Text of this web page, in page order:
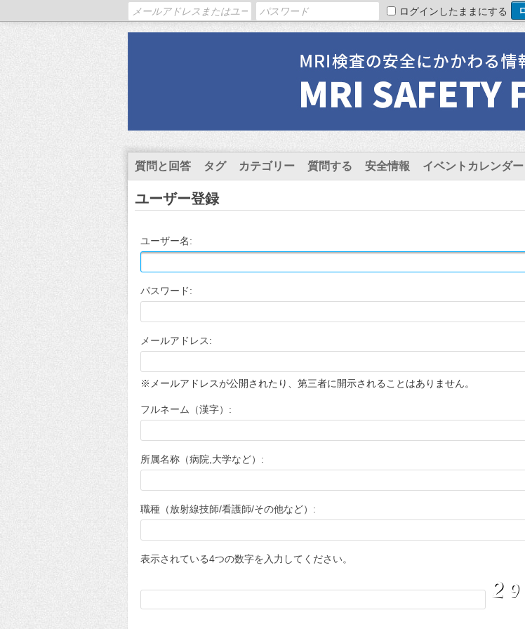
ログインしたままにする
質問と回答 タグ カテゴリー 質問する 安全情報 イベントカレンダー
ユーザー登録
ユーザー名:
パスワード:
メールアドレス:
※メールアドレスが公開されたり、第三者に開示されることはありません。
フルネーム（漢字）:
所属名称（病院,大学など）:
職種（放射線技師/看護師/その他など）:
表示されている4つの数字を入力してください。